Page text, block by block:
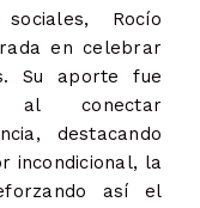
Rocío
en celebrar
Su aporte fue
al conectar
destacando
incondicional, la
así el